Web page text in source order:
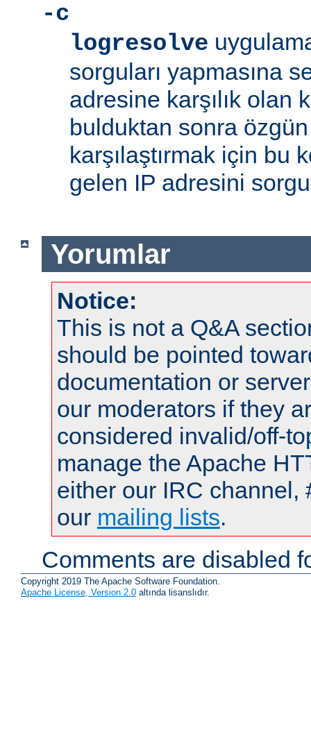
-c
logresolve
sorguları yapmasına
adresine karşılık olan
bulduktan sonra
karşılaştırmak için bu
gelen IP adresini
Yorumlar
Notice:
This is not a Q&A
should be pointed
documentation or
our moderators if they
considered invalid/off-
manage the Apache
either our IRC channel,
our mailing lists.
Comments are disabled
Copyright 2019 The Apache Software Foundation.
Apache License, Version 2.0 altında lisanslıdır.